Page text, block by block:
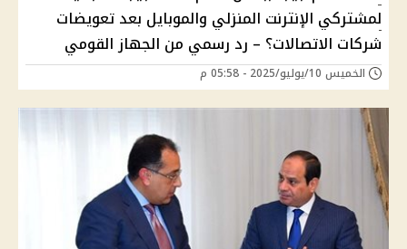
لمشتركي الإنترنت المنزلي والموبايل بعد تعويضات
شركات الاتصالات؟ – رد رسمي من الجهاز القومي
الخميس 10/يوليو/2025 - 05:58 م